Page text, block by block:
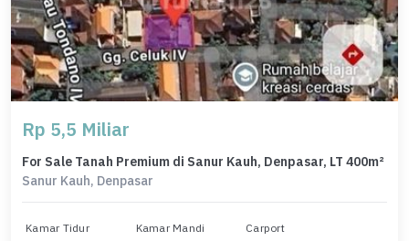
Rp 5,5 Miliar
For Sale Tanah Premium di Sanur Kauh, Denpasar, LT 400m²
Sanur Kauh, Denpasar
Kamar Tidur Kamar Mandi Carport